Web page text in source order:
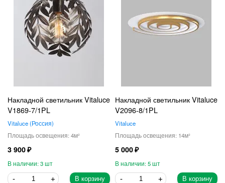
Накладной светильник Vitaluce
V1869-7/1PL
Vitaluce Россия
4
3 900
3
В корзину
Накладной светильник Vitaluce
V2096-8/1PL
Vitaluce
14
5 000
5
В корзину